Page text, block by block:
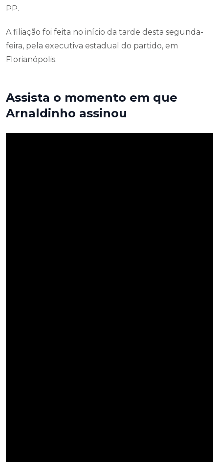
PP.
A filiação foi feita no início da tarde desta segunda-
feira, pela executiva estadual do partido, em
Florianópolis.
Assista o momento em que
Arnaldinho assinou